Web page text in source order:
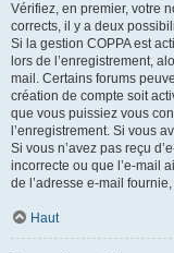
Vérifiez, en premier, votre
corrects, il y a deux
Si la gestion COPPA est
lors de l’enregistrement,
mail. Certains forums
création de compte soit
que vous puissiez vous
l’enregistrement. Si vous
Si vous n’avez pas reçu
incorrecte ou que l’e-mail
de l’adresse e-mail
Haut